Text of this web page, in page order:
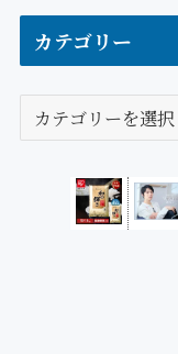
カテゴリー
テ